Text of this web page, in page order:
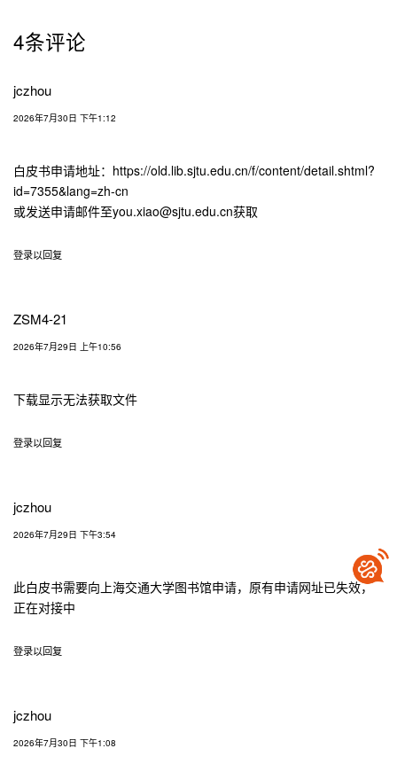
4条评论
jczhou
2026年7月30日 下午1:12
白皮书申请地址：https://old.lib.sjtu.edu.cn/f/content/detail.shtml?
id=7355&lang=zh-cn
或发送申请邮件至you.xiao@sjtu.edu.cn获取
登录以回复
ZSM4-21
2026年7月29日 上午10:56
下载显示无法获取文件
登录以回复
jczhou
2026年7月29日 下午3:54
此白皮书需要向上海交通大学图书馆申请，原有申请网址已失效，
正在对接中
登录以回复
jczhou
2026年7月30日 下午1:08